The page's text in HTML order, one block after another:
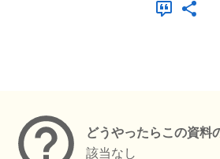
どうやったらこの資料
該当なし